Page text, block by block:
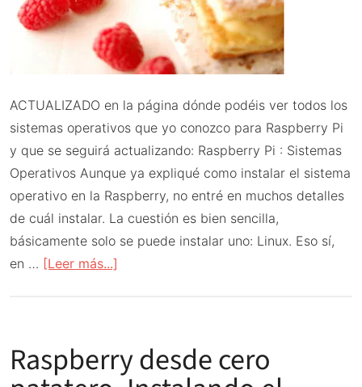
ACTUALIZADO en la página dónde podéis ver todos los
sistemas operativos que yo conozco para Raspberry Pi
y que se seguirá actualizando: Raspberry Pi : Sistemas
Operativos Aunque ya expliqué como instalar el sistema
operativo en la Raspberry, no entré en muchos detalles
de cuál instalar. La cuestión es bien sencilla,
básicamente solo se puede instalar uno: Linux. Eso sí,
en … [Leer más...]
operativo
instalar
Raspberry desde cero